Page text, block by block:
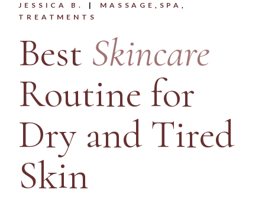
JESSICA B. MASSAGE
SPA
TREATMENTS
Best Skincare
Routine for
Dry and Tired
Skin